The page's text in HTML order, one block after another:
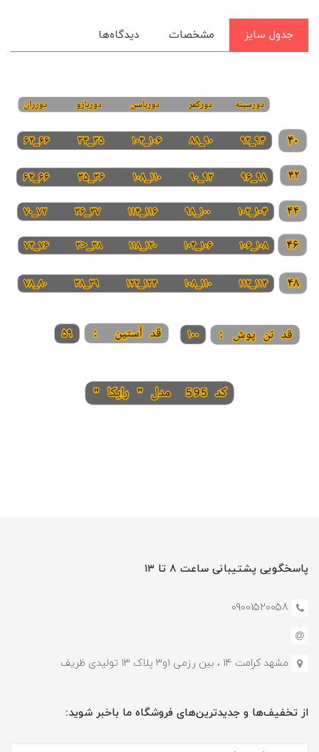
جدول سایز مشخصات دیدگاه‌ها
پاسخگویی پشتیبانی ساعت ۸ تا ۱۳
09001520058
مشهد کرامت 14 ، بین رزمی ۱و۳ پلاک ۱۳ تولیدی ظریف
از تخفیف‌ها و جدیدترین‌های فروشگاه ما باخبر شوید: